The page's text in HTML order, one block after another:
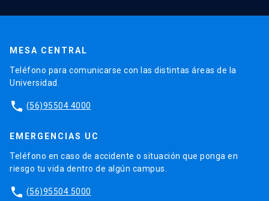
MESA CENTRAL
Teléfono para comunicarse con las distintas áreas de la
Universidad.
phone (56)95504 4000
EMERGENCIAS UC
Teléfono en caso de accidente o situación que ponga en
riesgo tu vida dentro de algún campus.
phone (56)95504 5000